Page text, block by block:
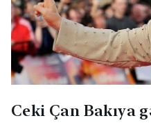
yenidən artdığı bir vaxta
Ceki Çan Bakıya